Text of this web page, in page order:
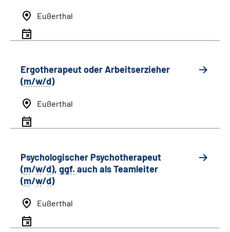
Eußerthal
Ergotherapeut oder Arbeitserzieher
(m/w/d)
Eußerthal
Psychologischer Psychotherapeut
(m/w/d), ggf. auch alsTeamleiter
(m/w/d)
Eußerthal